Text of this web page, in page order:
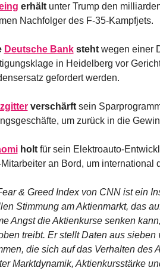
erhält unter Trump den
Nachfolger des F-35-Kampfjets.
Deutsche Bank steht wegen einer
in Heidelberg vor
gefordert werden.
verschärft sein
um zurück in die
holt für sein Elektroauto-
an Bord, um international
& Greed Index von CNN ist ein
Stimmung am Aktienmarkt, das
Angst die Aktienkurse senken
treibt. Er stellt Daten aus
die sich auf das Verhalten des
Marktdynamik, Aktienkursstärke